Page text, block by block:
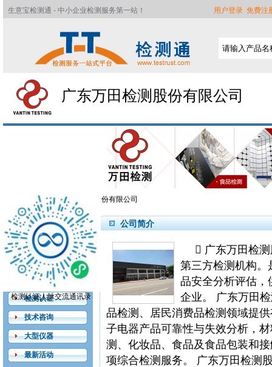
用户登录 免费注
生意宝检测通 - 中小企业检测服务第一站！
广东万田检测股份有限公司
检测通>>广东万田检测股份有限公司
首页
公司简介
服务介绍
检测认证
技术咨询
大型仪器
最新活动
检测认证人脉交流通讯录
公司简介
 广东万田检
第三方检测机构。
品安全分析评估
企业。 广东万田
品检测、居民消费品检测领域提
子电器产品可靠性与失效分析，
测、化妆品、食品及食品包装和
项综合检测服务。 广东万田检测